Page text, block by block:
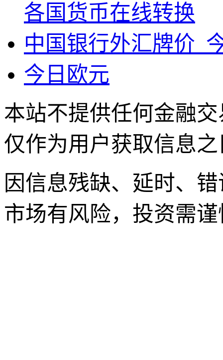
各国货币在线转换
中国银行外汇牌价_
今日欧元
本站不提供任何金融
仅作为用户获取信息
因信息残缺、延时、
市场有风险，投资需